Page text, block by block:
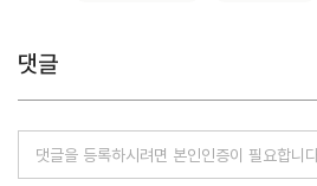
댓글